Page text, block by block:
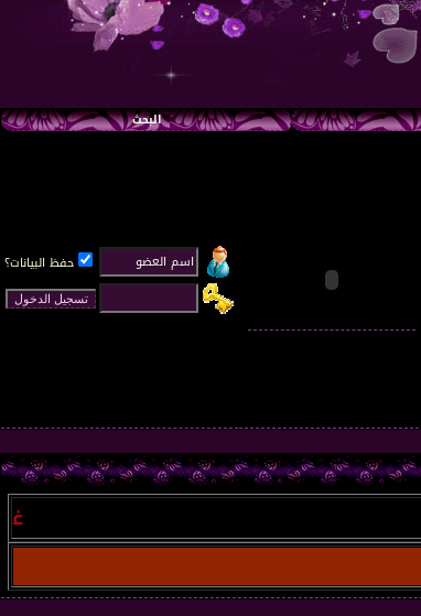
البحث
حفظ البيانات؟
غير